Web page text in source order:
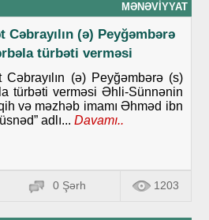
MƏNƏVIYYAT
Cəbrayılın (ə) Peyğəmbərə
türbəti verməsi
Cəbrayılın (ə) Peyğəmbərə (s)
türbəti verməsi Əhli-Sünnənin
və məzhəb imamı Əhməd ibn
adlı... Davamı..
0 Şərh 1203